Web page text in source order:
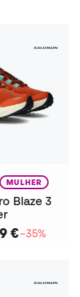
MULHER
Blaze 3
€−35%